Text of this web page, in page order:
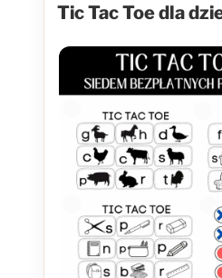
Tic Tac Toe dla